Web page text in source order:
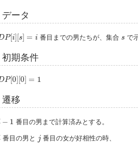
データ
P[i][s] = i
P[i][s = 番目までの男たちが、集合 s
sで
初期条件
P[0][0] = 1
P[0][0]=
遷移
− 1 番目の男まで計算済みとする。
番目の男と j番目の女が好相性の時、